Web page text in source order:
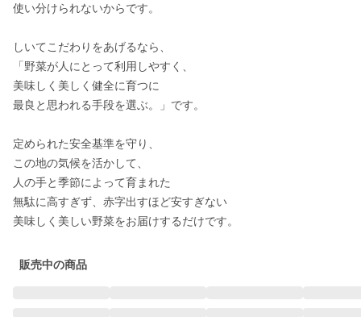
使い分けられないからです。
しいてこだわりをあげるなら、
「野菜が人にとって利用しやすく、
美味しく美しく健全に育つに
最良と思われる手段を選ぶ。」です。
定められた安全基準を守り、
この地の気候を活かして、
人の手と季節によって育まれた
無駄に高すぎず、赤字出すほど安すぎない
美味しく美しい野菜をお届けするだけです。
販売中の商品